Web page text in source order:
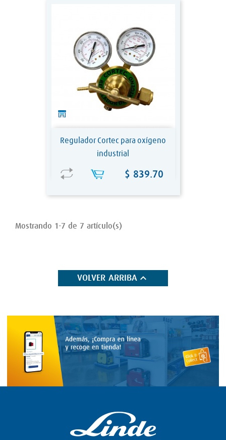
Regulador Cortec para oxígeno
industrial
$ 839.70
Precio
Mostrando 1-7 de 7 artículo(s)
VOLVER ARRIBA